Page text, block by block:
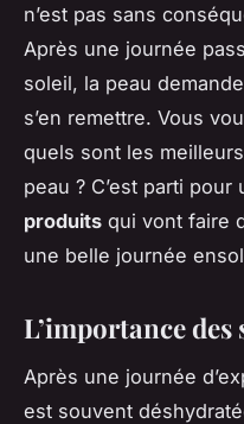
n’est pas sans
Après une journée
soleil, la peau
s’en remettre. Vous
quels sont les
peau ? C’est parti pour
produits qui vont faire
une belle journée
L’importance
Après une journée
est souvent